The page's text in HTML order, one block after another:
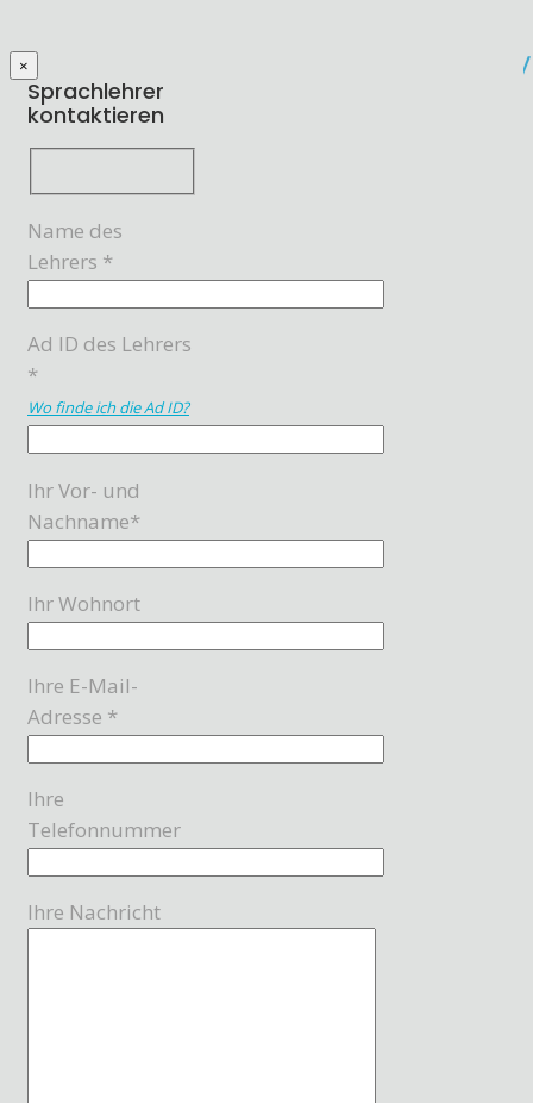
×
Sprachlehrer
kontaktieren
Name des
Lehrers *
Ad ID des Lehrers
*
Wo finde ich die Ad ID?
Ihr Vor- und
Nachname*
Ihr Wohnort
Ihre E-Mail-
Adresse *
Ihre
Telefonnummer
Ihre Nachricht